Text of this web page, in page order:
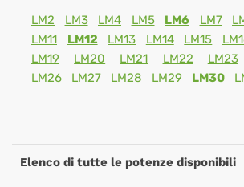
LM2
LM3 LM4 LM5 LM6 LM7
LM11
LM12 LM13 LM14 LM15
LM19
LM20 LM21 LM22 LM23
LM26
LM27 LM28 LM29 LM30
Elenco di tutte le potenze disponibili